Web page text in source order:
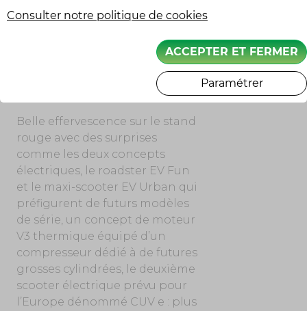
pour la Tracer 9.
HONDA OU LA PUISSANCE D’UN
LEADER MONDIAL SUR L’EICMA
Belle effervescence sur le stand
rouge avec des surprises
comme les deux concepts
électriques, le roadster EV Fun
et le maxi-scooter EV Urban qui
préfigurent de futurs modèles
de série, un concept de moteur
V3 thermique équipé d’un
compresseur dédié à de futures
grosses cylindrées, le deuxième
scooter électrique prévu pour
l’Europe dénommé CUV e : plus
Consulter notre politique de cookies
ACCEPTER ET FERMER
Paramétrer